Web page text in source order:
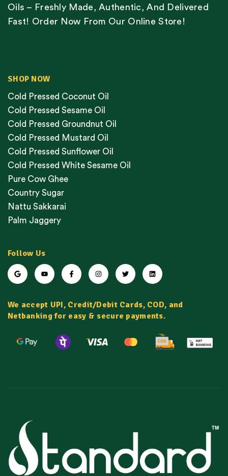
Oils – Freshly Made, Authentic, And Delivered
Fast! Order Now From Our Online Store!
SHOP NOW
Cold Pressed Coconut Oil
Cold Pressed Sesame Oil
Cold Pressed Groundnut Oil
Cold Pressed Mustard Oil
Cold Pressed Sunflower Oil
Cold Pressed White Sesame Oil
Pure Cow Ghee
Country Sugar
Nattu Sakkarai
Palm Jaggery
Follow Us
We accept UPI, Credit/Debit Cards, COD, and
Netbanking for easy & secure payments.